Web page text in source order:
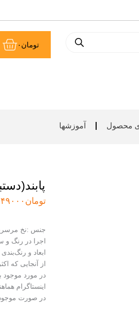
تومان ۰سبد
محصول آموزشها
تومان
ابعاد و
از آنجایی که
در مورد
اینستاگرام
در صورت موجود نبودن